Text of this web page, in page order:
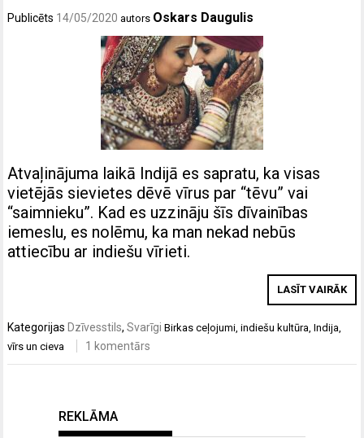
Publicēts 14/05/2020 autors Oskars Daugulis
Atvaļinājuma laikā Indijā es sapratu, ka visas
vietējās sievietes dēvē vīrus par “tēvu” vai
“saimnieku”. Kad es uzzināju šīs dīvainības
iemeslu, es nolēmu, ka man nekad nebūs
attiecību ar indiešu vīrieti.
LASĪT VAIRĀK
Kategorijas Dzīvesstils,Svarīgi Birkasceļojumi,indiešu kultūra,Indija,
vīrs un cieva
1 komentārs
REKLĀMA